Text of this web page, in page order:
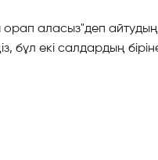
аласыз"деп айтудың
екі салдардың